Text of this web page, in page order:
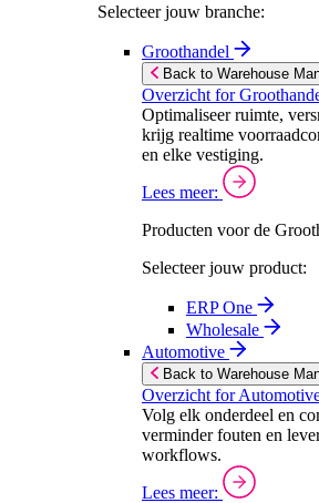
Selecteer jouw branche:
Groothandel
Back to Warehouse
Overzicht for
Optimaliseer ruimte,
krijg realtime
en elke vestiging.
Lees meer:
Producten voor de
Selecteer jouw product:
ERP One
Wholesale
Automotive
Back to Warehouse
Overzicht for
Volg elk onderdeel en
verminder fouten en
workflows.
Lees meer: